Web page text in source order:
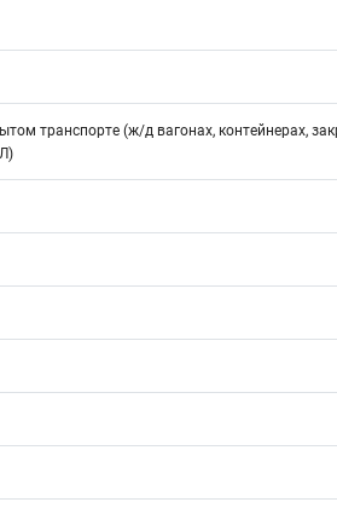
транспорте (ж/д вагонах, контейнерах,